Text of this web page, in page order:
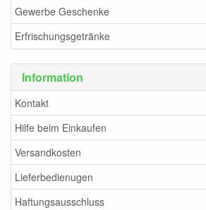
Gewerbe Geschenke
Erfrischungsgetränke
Information
Kontakt
Hilfe beim Einkaufen
Versandkosten
Lieferbedienugen
Haftungsausschluss